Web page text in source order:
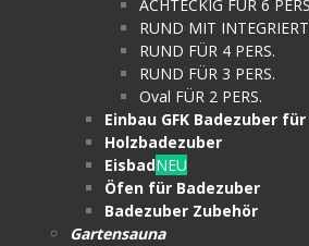
ACHTECKIG FÜR 6
RUND MIT
RUND FÜR 4 PERS.
RUND FÜR 3 PERS.
Oval FÜR 2 PERS.
Einbau GFK Badezuber
Holzbadezuber
EisbadNEU
Öfen für Badezuber
Badezuber Zubehör
Gartensauna